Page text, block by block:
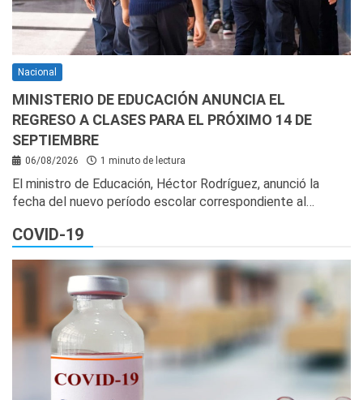
Nacional
MINISTERIO DE EDUCACIÓN ANUNCIA EL
REGRESO A CLASES PARA EL PRÓXIMO 14 DE
SEPTIEMBRE
06/08/2026 1 minuto de lectura
El ministro de Educación, Héctor Rodríguez, anunció la
fecha del nuevo período escolar correspondiente al…
COVID-19